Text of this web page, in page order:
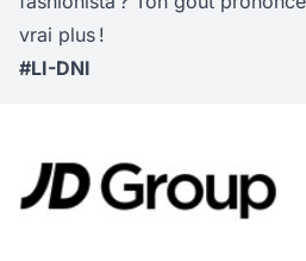
vrai plus !
#LI-DNI